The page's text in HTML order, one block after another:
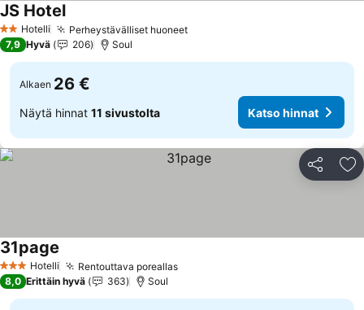
2 Tähtiluokitus
Hotelli Perheystävälliset huoneet
JS Hotel
7,9 Hyvä 206 Soul
Alkaen 26 €
Näytä hinnat 11 sivustolta Katso hinnat
Jaa
3 Tähtiluokitus
Hotelli Rentouttava poreallas
31page
8,0 Erittäin hyvä 363 Soul